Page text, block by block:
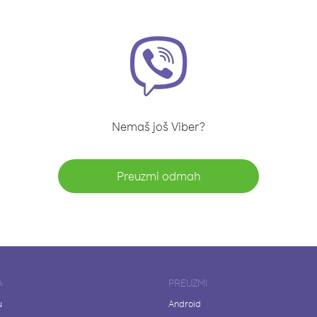
Nemaš još Viber?
Preuzmi odmah
PREUZMI
Android